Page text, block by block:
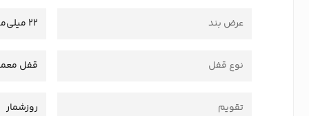
عرض بند 22 میلی‌متر
نوع قفل قفل
تقویم روزشمار